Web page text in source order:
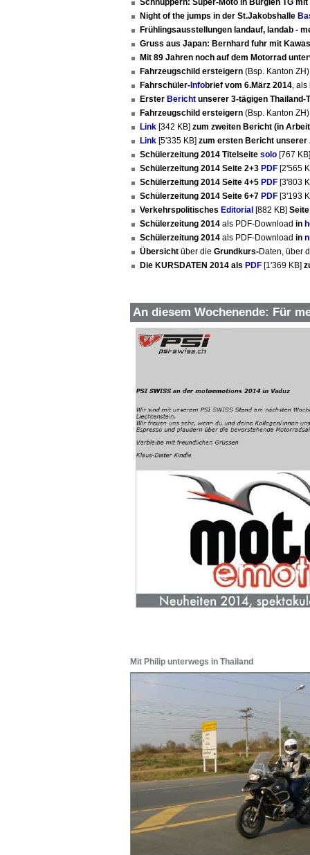
Schnuppern: Super-Moto in Bürglen TG
Night of the jumps in der St.Jakobshalle
Frühlingsausstellungen landauf, landab -
Gruss aus Japan: Bernhard fuhr mit
Mit 89 Jahren noch auf dem Motorrad
Fahrzeugschild ersteigern (Bsp. Kanton
Fahrschüler- Infobrief vom 6.März 2014, als
Erster Bericht unserer 3-tägigen
Fahrzeugschild ersteigern (Bsp. Kanton
Link [342 KB] zum zweiten Bericht (in
Link [5'335 KB] zum ersten Bericht
Schülerzeitung 2014 Titelseite solo [767
Schülerzeitung 2014 Seite 2+3 PDF [2'565
Schülerzeitung 2014 Seite 4+5 PDF [3'803
Schülerzeitung 2014 Seite 6+7 PDF [3'193
Verkehrspolitisches Editorial [882 KB]
Schülerzeitung 2014 als PDF-Download in
Schülerzeitung 2014 als PDF-Download in
Übersicht über die Grundkurs-Daten, über
Die KURSDATEN 2014 als PDF [1'369 KB]
An diesem Wochenende: Für
Mit Philip unterwegs in Thailand